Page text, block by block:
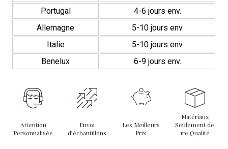
Portugal
4-6 jours env.
Allemagne
5-10 jours env.
Italie
5-10 jours env.
Benelux
6-9 jours env.
Attention
Personnalisée
Envoi
d’échantillons
Les Meilleurs
Prix
Matériaux
Seulement de
1re Qualité